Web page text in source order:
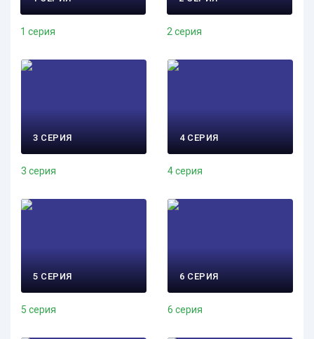
1 серия 2 серия
3 СЕРИЯ
3 серия
4 СЕРИЯ
4 серия
5 СЕРИЯ
5 серия
6 СЕРИЯ
6 серия